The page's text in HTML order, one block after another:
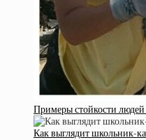
Примеры стойкости
Как выглядит школьник-